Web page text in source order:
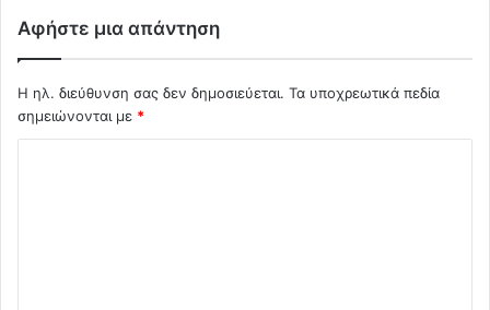
Αφήστε μια απάντηση
Η ηλ. διεύθυνση σας δεν δημοσιεύεται. Τα υποχρεωτικά πεδία
σημειώνονται με *